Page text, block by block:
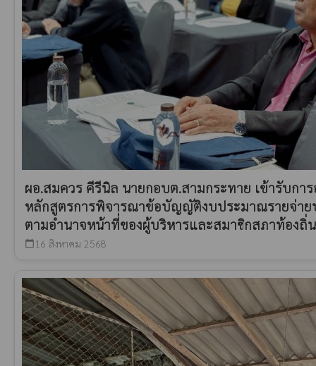
ผอ.สมควร คีรีนิล นายกอบต.สามกระทาย เข้ารับกา
หลักสูตรการพิจารณาข้อบัญญัติงบประมาณรายจ่าย
ตามอำนาจหน้าที่ของผู้บริหารและสมาชิกสภาท้องถิ่
calendar_today 16 สิงหาคม 2568